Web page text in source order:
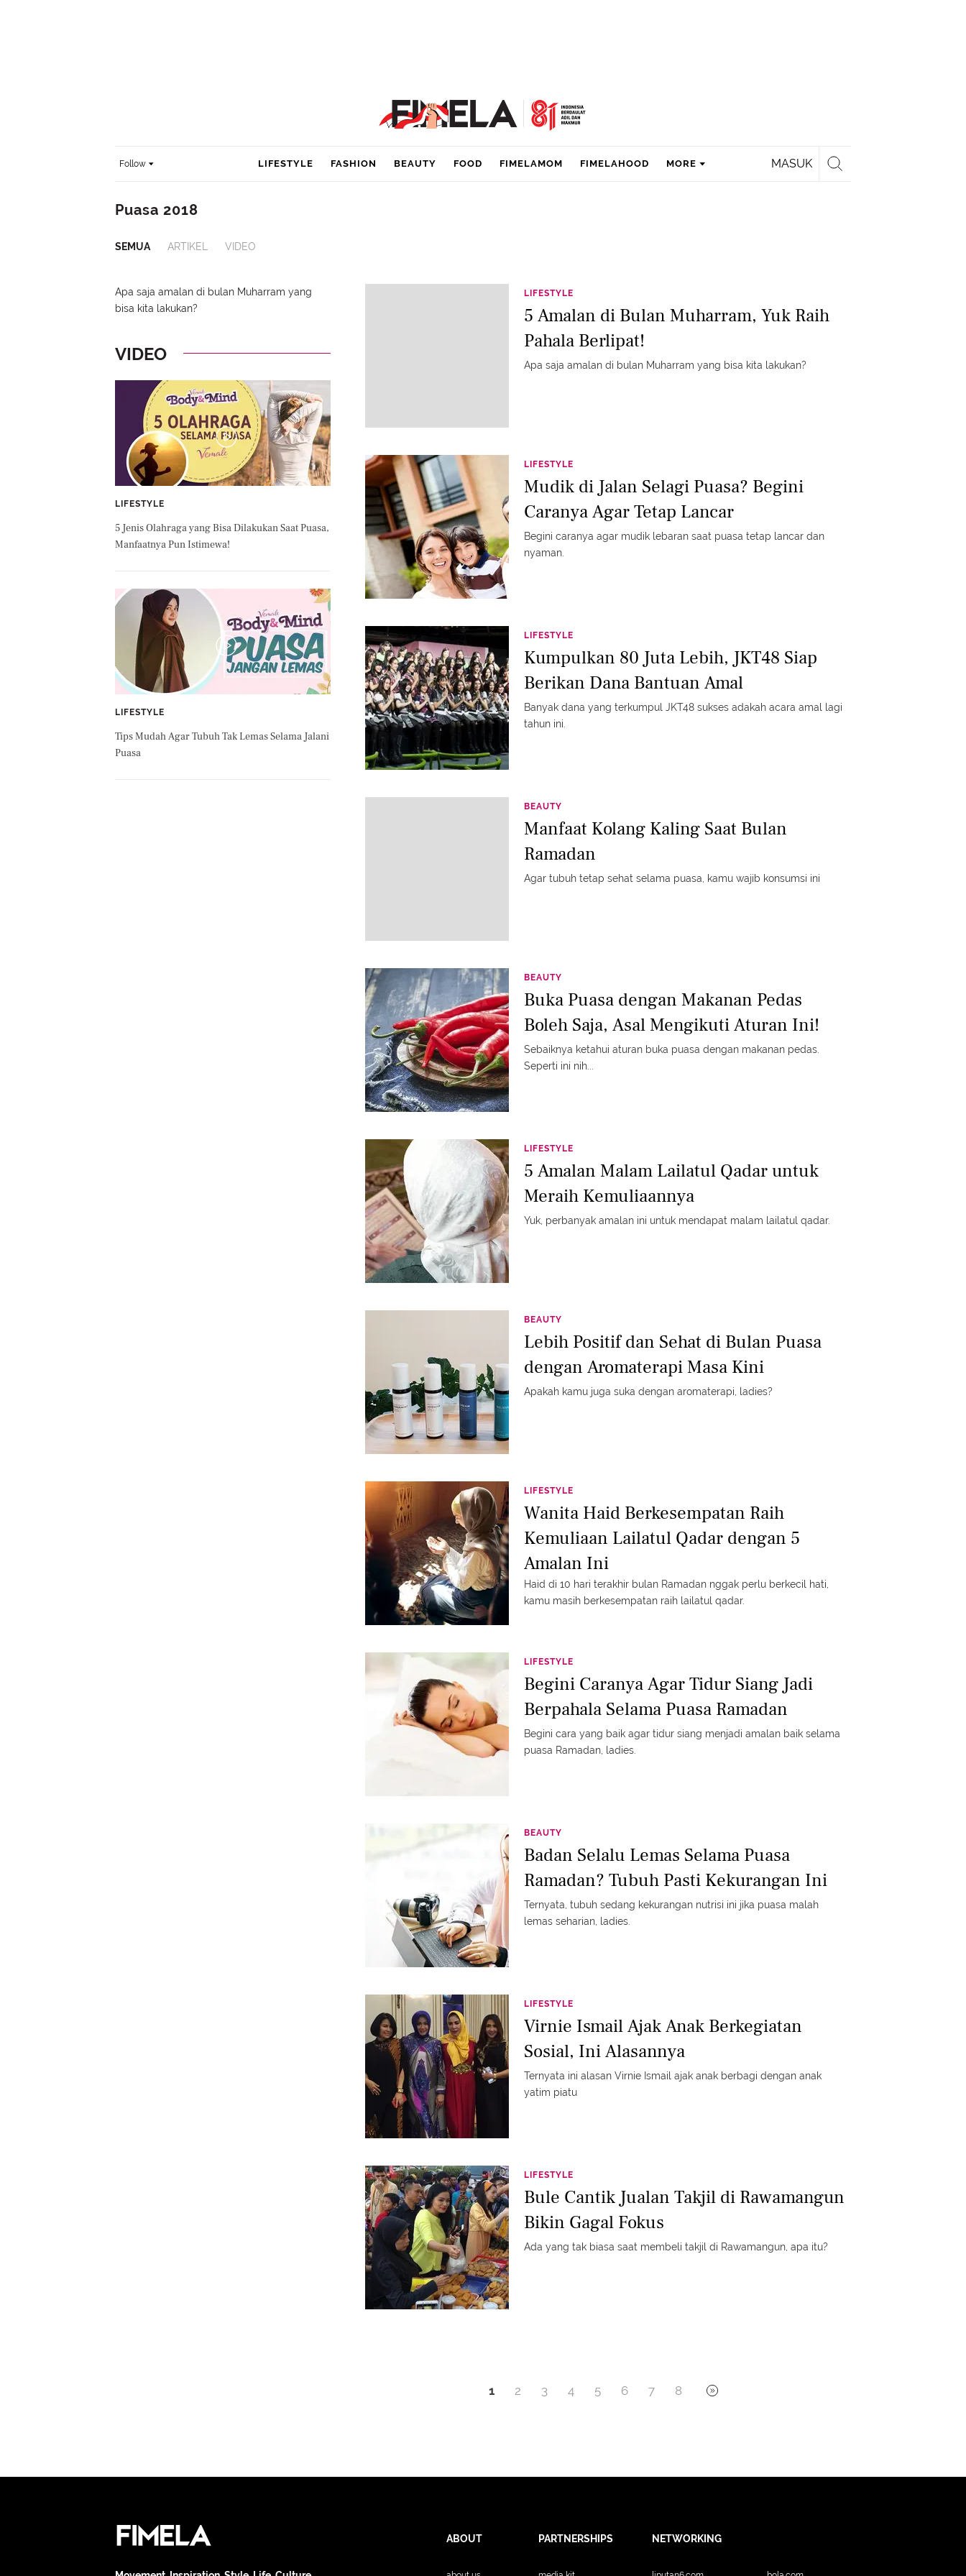
Follow MASUK
LIFESTYLE FASHION BEAUTY FOOD FIMELAMOM FIMELAHOOD MORE
Puasa 2018
SEMUA ARTIKEL VIDEO
Apa saja amalan di bulan Muharram yang
bisa kita lakukan?
VIDEO
LIFESTYLE
5 Jenis Olahraga yang Bisa Dilakukan Saat Puasa,
Manfaatnya Pun Istimewa!
LIFESTYLE
Tips Mudah Agar Tubuh Tak Lemas Selama Jalani
Puasa
LIFESTYLE
5 Amalan di Bulan Muharram, Yuk Raih
Pahala Berlipat!
Apa saja amalan di bulan Muharram yang bisa kita lakukan?
LIFESTYLE
Mudik di Jalan Selagi Puasa? Begini
Caranya Agar Tetap Lancar
Begini caranya agar mudik lebaran saat puasa tetap lancar dan
nyaman.
LIFESTYLE
Kumpulkan 80 Juta Lebih, JKT48 Siap
Berikan Dana Bantuan Amal
Banyak dana yang terkumpul JKT48 sukses adakah acara amal lagi
tahun ini.
BEAUTY
Manfaat Kolang Kaling Saat Bulan
Ramadan
Agar tubuh tetap sehat selama puasa, kamu wajib konsumsi ini
BEAUTY
Buka Puasa dengan Makanan Pedas
Boleh Saja, Asal Mengikuti Aturan Ini!
Sebaiknya ketahui aturan buka puasa dengan makanan pedas.
Seperti ini nih...
LIFESTYLE
5 Amalan Malam Lailatul Qadar untuk
Meraih Kemuliaannya
Yuk, perbanyak amalan ini untuk mendapat malam lailatul qadar.
BEAUTY
Lebih Positif dan Sehat di Bulan Puasa
dengan Aromaterapi Masa Kini
Apakah kamu juga suka dengan aromaterapi, ladies?
LIFESTYLE
Wanita Haid Berkesempatan Raih
Kemuliaan Lailatul Qadar dengan 5
Amalan Ini
Haid di 10 hari terakhir bulan Ramadan nggak perlu berkecil hati,
kamu masih berkesempatan raih lailatul qadar.
LIFESTYLE
Begini Caranya Agar Tidur Siang Jadi
Berpahala Selama Puasa Ramadan
Begini cara yang baik agar tidur siang menjadi amalan baik selama
puasa Ramadan, ladies.
BEAUTY
Badan Selalu Lemas Selama Puasa
Ramadan? Tubuh Pasti Kekurangan Ini
Ternyata, tubuh sedang kekurangan nutrisi ini jika puasa malah
lemas seharian, ladies.
LIFESTYLE
Virnie Ismail Ajak Anak Berkegiatan
Sosial, Ini Alasannya
Ternyata ini alasan Virnie Ismail ajak anak berbagi dengan anak
yatim piatu
LIFESTYLE
Bule Cantik Jualan Takjil di Rawamangun
Bikin Gagal Fokus
Ada yang tak biasa saat membeli takjil di Rawamangun, apa itu?
1 2 3 4 5 6 7 8
ABOUT PARTNERSHIPS NETWORKING